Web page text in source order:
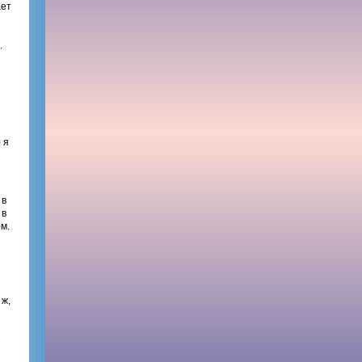
я
ж,